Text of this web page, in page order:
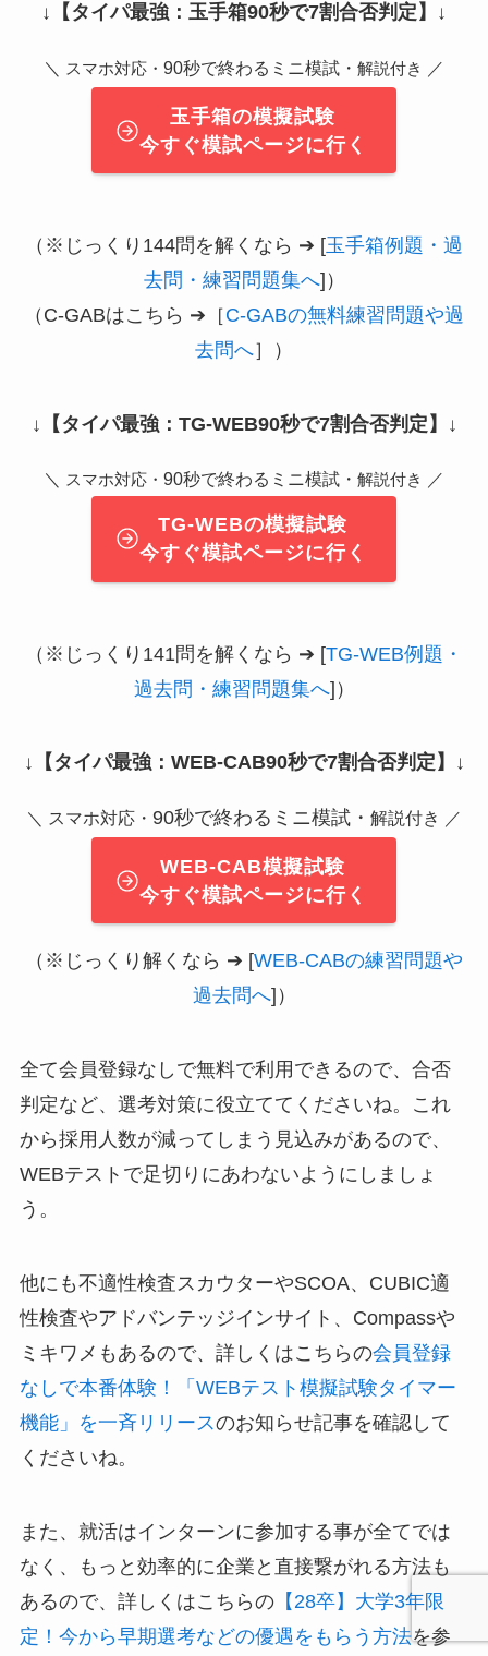
↓ 【タイパ最強：玉手箱90秒で7割合否判定】 ↓
＼ スマホ対応・ 90秒で終わるミニ模試・ 解説付き ／
玉手箱の模擬試験
今すぐ模試ページに行く
（※じっくり144問を解くなら ➔ [玉手箱例題・過
去問・練習問題集へ]）
（C-GABはこちら ➔［C-GABの無料練習問題や過
去問へ］）
↓ 【タイパ最強：TG-WEB90秒で7割合否判定】 ↓
＼ スマホ対応・ 90秒で終わるミニ模試・ 解説付き ／
TG-WEBの模擬試験
今すぐ模試ページに行く
（※じっくり141問を解くなら ➔ [TG-WEB例題・
過去問・練習問題集へ]）
↓ 【タイパ最強：WEB-CAB90秒で7割合否判定】 ↓
＼ スマホ対応・ 90秒で終わるミニ模試・ 解説付き ／
WEB-CAB模擬試験
今すぐ模試ページに行く
（※じっくり解くなら ➔ [WEB-CABの練習問題や
過去問へ]）
全て会員登録なしで無料で利用できるので、合否
判定など、選考対策に役立ててくださいね。これ
から採用人数が減ってしまう見込みがあるので、
WEBテストで足切りにあわないようにしましょ
う。
他にも不適性検査スカウターやSCOA、CUBIC適
性検査やアドバンテッジインサイト、Compassや
ミキワメもあるので、詳しくはこちらの会員登録
なしで本番体験！「WEBテスト模擬試験タイマー
機能」を一斉リリースのお知らせ記事を確認して
くださいね。
また、就活はインターンに参加する事が全てでは
なく、もっと効率的に企業と直接繋がれる方法も
あるので、詳しくはこちらの【28卒】大学3年限
定！今から早期選考などの優遇をもらう方法を参